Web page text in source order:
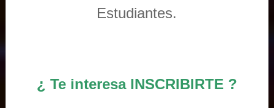
Estudiantes.
¿ Te interesa INSCRIBIRTE ?